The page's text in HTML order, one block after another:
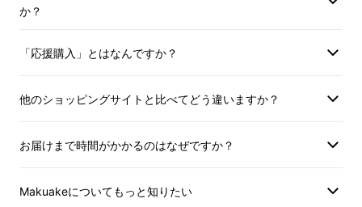
ダーにセットして首から提げておけば、いつで
の手のひら、操作する前のスマートフォンの画
使用できなかったシーンでも気軽にシュッと洗
か？
「応援購入」とはなんですか？
他のショッピングサイトと比べてどう違いますか？
お届けまで時間がかかるのはなぜですか？
Makuakeについてもっと知りたい